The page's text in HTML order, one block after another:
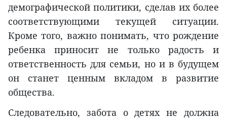
демографической политики, сделав их более
соответствующими текущей ситуации.
Кроме того, важно понимать, что рождение
ребенка приносит не только радость и
ответственность для семьи, но и в будущем
он станет ценным вкладом в развитие
общества.
Следовательно, забота о детях не должна